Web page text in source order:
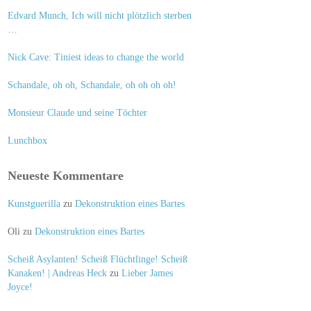
Edvard Munch, Ich will nicht plötzlich sterben
…
Nick Cave: Tiniest ideas to change the world
Schandale, oh oh, Schandale, oh oh oh oh!
Monsieur Claude und seine Töchter
Lunchbox
Neueste Kommentare
Kunstguerilla zu Dekonstruktion eines Bartes
Oli zu Dekonstruktion eines Bartes
Scheiß Asylanten! Scheiß Flüchtlinge! Scheiß
Kanaken! | Andreas Heck zu Lieber James
Joyce!